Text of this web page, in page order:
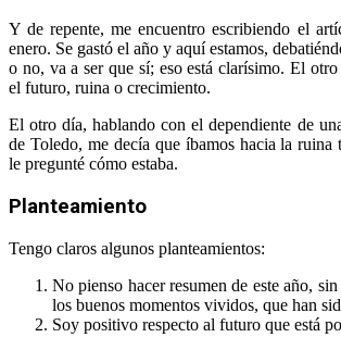
Y de repente, me encuentro escribiendo el
enero. Se gastó el año y aquí estamos,
o no, va a ser que sí; eso está clarísimo. El otro
el futuro, ruina o crecimiento.
El otro día, hablando con el dependiente de
de Toledo, me decía que íbamos hacia la ruina
le pregunté cómo estaba.
Planteamiento
Tengo claros algunos planteamientos:
No pienso hacer resumen de este año,
los buenos momentos vividos, que han
Soy positivo respecto al futuro que está